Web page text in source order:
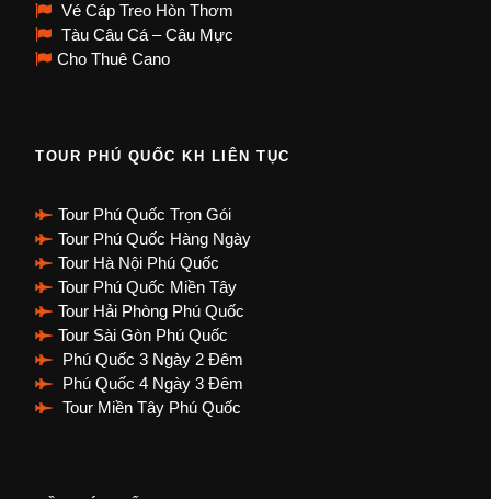
Vé Cáp Treo Hòn Thơm
Tàu Câu Cá – Câu Mực
Cho Thuê Cano
TOUR PHÚ QUỐC KH LIÊN TỤC
Tour Phú Quốc Trọn Gói
Tour Phú Quốc Hàng Ngày
Tour Hà Nội Phú Quốc
Tour Phú Quốc Miền Tây
Tour Hải Phòng Phú Quốc
Tour Sài Gòn Phú Quốc
Phú Quốc 3 Ngày 2 Đêm
Phú Quốc 4 Ngày 3 Đêm
Tour Miền Tây Phú Quốc